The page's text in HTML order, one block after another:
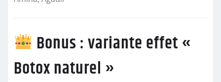
Bonus : variante effet «
Botox naturel »